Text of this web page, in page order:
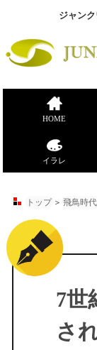
ジャン
HOME
イラレ
トップ ＞ 飛鳥時
7世
さ